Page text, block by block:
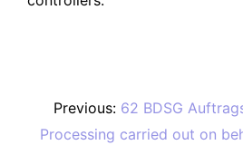
Previous: 62 BDSG
Processing carried out on